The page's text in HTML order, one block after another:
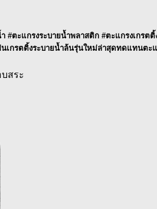
ตะแกรงระบายน้ำพลาสติก #ตะแกรงเกร
เกรตติ้งระบายน้ำล้นรุ่นใหม่ล่าสุดทดแทนตะ